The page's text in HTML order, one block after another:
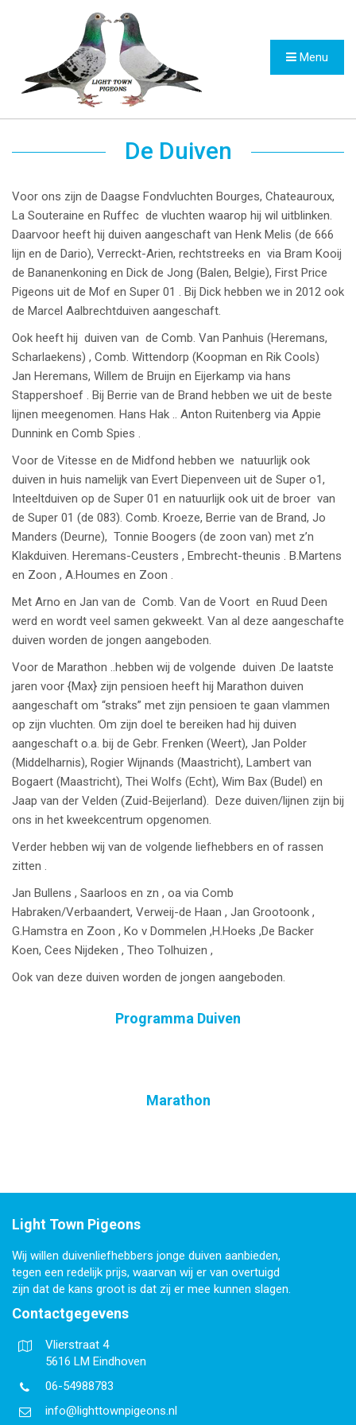
Menu
De Duiven
Voor ons zijn de Daagse Fondvluchten Bourges, Chateauroux,
La Souteraine en Ruffec de vluchten waarop hij wil uitblinken.
Daarvoor heeft hij duiven aangeschaft van Henk Melis (de 666
lijn en de Dario), Verreckt-Arien, rechtstreeks en via Bram Kooij
de Bananenkoning en Dick de Jong (Balen, Belgie), First Price
Pigeons uit de Mof en Super 01 . Bij Dick hebben we in 2012 ook
de Marcel Aalbrechtduiven aangeschaft.
Ook heeft hij duiven van de Comb. Van Panhuis (Heremans,
Scharlaekens) , Comb. Wittendorp (Koopman en Rik Cools)
Jan Heremans, Willem de Bruijn en Eijerkamp via hans
Stappershoef . Bij Berrie van de Brand hebben we uit de beste
lijnen meegenomen. Hans Hak .. Anton Ruitenberg via Appie
Dunnink en Comb Spies .
Voor de Vitesse en de Midfond hebben we natuurlijk ook
duiven in huis namelijk van Evert Diepenveen uit de Super o1,
Inteeltduiven op de Super 01 en natuurlijk ook uit de broer van
de Super 01 (de 083). Comb. Kroeze, Berrie van de Brand, Jo
Manders (Deurne), Tonnie Boogers (de zoon van) met z’n
Klakduiven. Heremans-Ceusters , Embrecht-theunis . B.Martens
en Zoon , A.Houmes en Zoon .
Met Arno en Jan van de Comb. Van de Voort en Ruud Deen
werd en wordt veel samen gekweekt. Van al deze aangeschafte
duiven worden de jongen aangeboden.
Voor de Marathon ..hebben wij de volgende duiven .De laatste
jaren voor {Max} zijn pensioen heeft hij Marathon duiven
aangeschaft om “straks” met zijn pensioen te gaan vlammen
op zijn vluchten. Om zijn doel te bereiken had hij duiven
aangeschaft o.a. bij de Gebr. Frenken (Weert), Jan Polder
(Middelharnis), Rogier Wijnands (Maastricht), Lambert van
Bogaert (Maastricht), Thei Wolfs (Echt), Wim Bax (Budel) en
Jaap van der Velden (Zuid-Beijerland). Deze duiven/lijnen zijn bij
ons in het kweekcentrum opgenomen.
Verder hebben wij van de volgende liefhebbers en of rassen
zitten .
Jan Bullens , Saarloos en zn , oa via Comb
Habraken/Verbaandert, Verweij-de Haan , Jan Grootoonk ,
G.Hamstra en Zoon , Ko v Dommelen ,H.Hoeks ,De Backer
Koen, Cees Nijdeken , Theo Tolhuizen ,
Ook van deze duiven worden de jongen aangeboden.
Programma Duiven
Marathon
Light Town Pigeons
Wij willen duivenliefhebbers jonge duiven aanbieden,
tegen een redelijk prijs, waarvan wij er van overtuigd
zijn dat de kans groot is dat zij er mee kunnen slagen.
Contactgegevens
Vlierstraat 4
5616 LM Eindhoven
06-54988783
info@lighttownpigeons.nl